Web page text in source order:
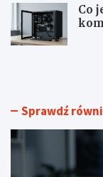
Co
J
o
i
ć
T
i
o
r
Sprawdź